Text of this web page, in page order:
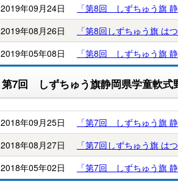
2019年09月24日
「第8回 しずちゅう旗
2019年08月26日
「第8回しずちゅう旗 は
2019年05年08日
「第8回 しずちゅう旗
第7回 しずちゅう旗静岡県学童軟式
2018年09月25日
「第7回 しずちゅう旗
2018年08月27日
「第7回しずちゅう旗 は
2018年05年02日
「第7回 しずちゅう旗